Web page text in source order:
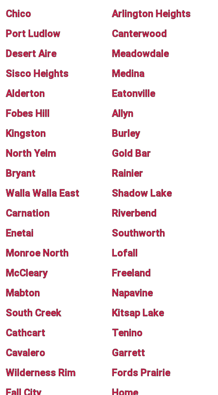
Chico
Arlington Heights
Port Ludlow
Canterwood
Desert Aire
Meadowdale
Sisco Heights
Medina
Alderton
Eatonville
Fobes Hill
Allyn
Kingston
Burley
North Yelm
Gold Bar
Bryant
Rainier
Walla Walla East
Shadow Lake
Carnation
Riverbend
Enetai
Southworth
Monroe North
Lofall
McCleary
Freeland
Mabton
Napavine
South Creek
Kitsap Lake
Cathcart
Tenino
Cavalero
Garrett
Wilderness Rim
Fords Prairie
Fall City
Home